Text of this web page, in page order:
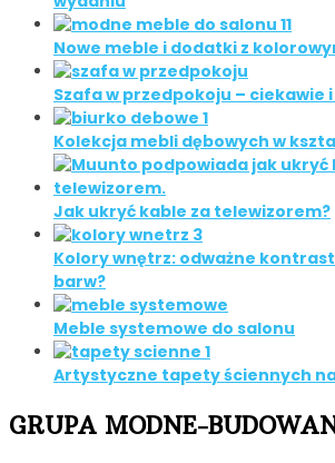
Nowe meble i dodatki z
Szafa w przedpokoju – ciekawie
Kolekcja mebli dębowych w
Jak ukryć kable za telewizorem?
Kolory wnętrz: odważne
barw?
Meble systemowe do salonu
Artystyczne tapety ściennych
GRUPA MODNE-